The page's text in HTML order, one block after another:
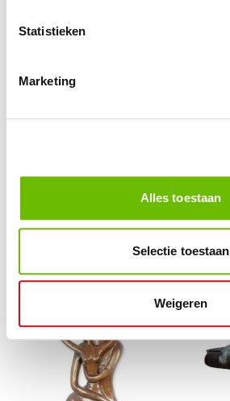
Statistieken
Marketing
Alles toestaan
Selectie toestaan
Weigeren
een Rots - Hoogte 196 cm